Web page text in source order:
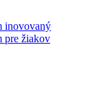
inovovaný
pre žiakov